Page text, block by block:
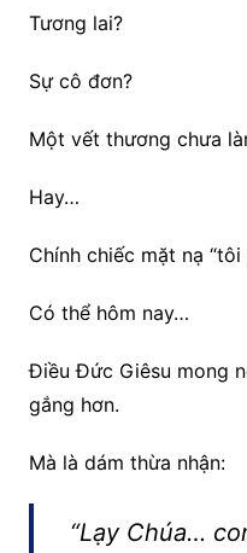
Tương lai?
Sự cô đơn?
Một vết thương chưa
Hay…
Chính chiếc mặt nạ
Có thể hôm nay…
Điều Đức Giêsu mong
gắng hơn.
Mà là dám thừa nhận:
“Lạy Chúa…